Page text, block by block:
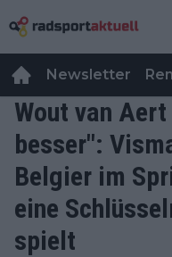
Newsletter
Wout van
besser":
Belgier im
eine
spielt